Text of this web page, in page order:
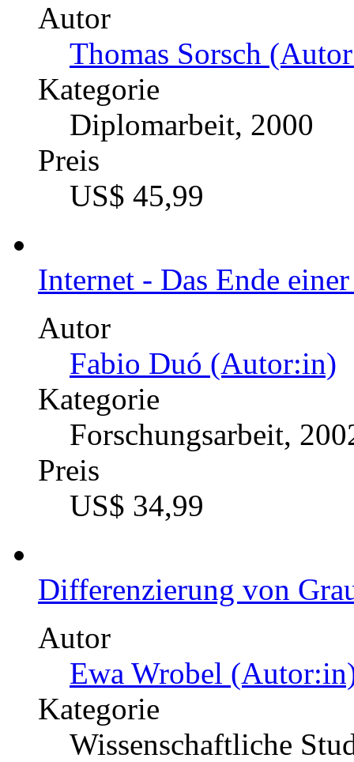
Autor
Thomas Sorsch
Kategorie
Diplomarbeit, 2000
Preis
US$ 45,99
Internet - Das Ende
Autor
Fabio Duó (Autor:in)
Kategorie
Forschungsarbeit,
Preis
US$ 34,99
Differenzierung von
Autor
Ewa Wrobel
Kategorie
Wissenschaftliche